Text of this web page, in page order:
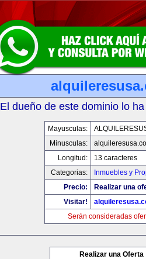
El dueño de este dominio lo
Mayusculas:
Minusculas:
Longitud:
13 caracteres
Categorias:
Inmuebles y
Precio:
Realizar una
Visitar!
Serán consideradas
Realizar una Oferta